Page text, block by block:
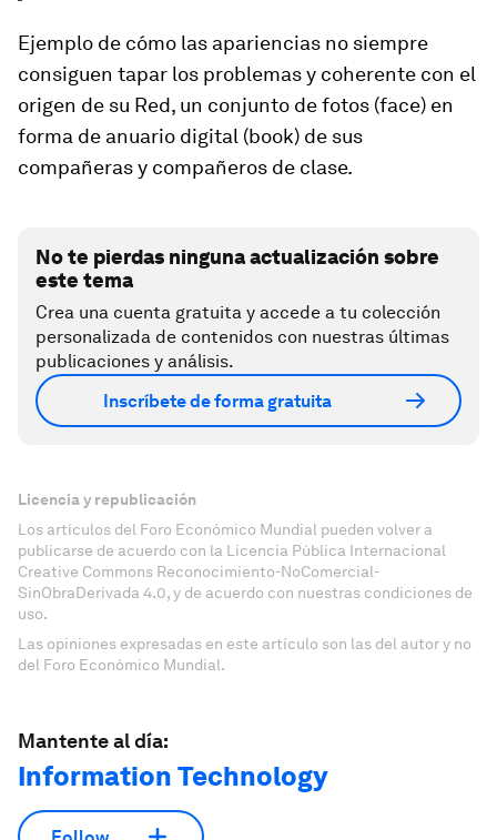
Ejemplo de cómo las apariencias no siempre
consiguen tapar los problemas y coherente con el
origen de su Red, un conjunto de fotos (face) en
forma de anuario digital (book) de sus
compañeras y compañeros de clase.
No te pierdas ninguna actualización sobre
este tema
Crea una cuenta gratuita y accede a tu colección
personalizada de contenidos con nuestras últimas
publicaciones y análisis.
Inscríbete de forma gratuita
Licencia y republicación
Los artículos del Foro Económico Mundial pueden volver a
publicarse de acuerdo con la Licencia Pública Internacional
Creative Commons Reconocimiento-NoComercial-
SinObraDerivada 4.0, y de acuerdo con nuestras condiciones de
uso.
Las opiniones expresadas en este artículo son las del autor y no
del Foro Económico Mundial.
Mantente al día:
Information Technology